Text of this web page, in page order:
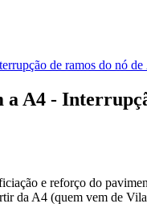
de ramos do nó
A4 -
e reforço do
da A4 (quem vem de